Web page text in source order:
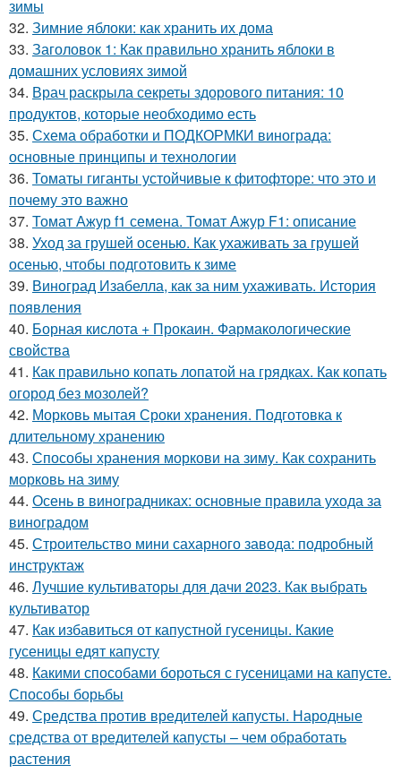
зимы
32. Зимние яблоки: как хранить их дома
33. Заголовок 1: Как правильно хранить яблоки в
домашних условиях зимой
34. Врач раскрыла секреты здорового питания: 10
продуктов, которые необходимо есть
35. Схема обработки и ПОДКОРМКИ винограда:
основные принципы и технологии
36. Томаты гиганты устойчивые к фитофторе: что это и
почему это важно
37. Томат Ажур f1 семена. Томат Ажур F1: описание
38. Уход за грушей осенью. Как ухаживать за грушей
осенью, чтобы подготовить к зиме
39. Виноград Изабелла, как за ним ухаживать. История
появления
40. Борная кислота + Прокаин. Фармакологические
свойства
41. Как правильно копать лопатой на грядках. Как копать
огород без мозолей?
42. Морковь мытая Сроки хранения. Подготовка к
длительному хранению
43. Способы хранения моркови на зиму. Как сохранить
морковь на зиму
44. Осень в виноградниках: основные правила ухода за
виноградом
45. Строительство мини сахарного завода: подробный
инструктаж
46. Лучшие культиваторы для дачи 2023. Как выбрать
культиватор
47. Как избавиться от капустной гусеницы. Какие
гусеницы едят капусту
48. Какими способами бороться с гусеницами на капусте.
Способы борьбы
49. Средства против вредителей капусты. Народные
средства от вредителей капусты – чем обработать
растения